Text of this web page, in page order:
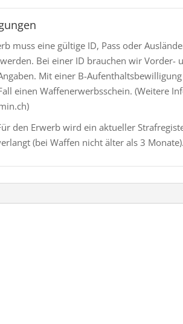
muss eine gültige ID, Pass oder
Bei einer ID brauchen wir Vorder-
Mit einer B-
einen Waffenerwerbsschein. (Weitere
den Erwerb wird ein aktueller
(bei Waffen nicht älter als 3 Monate).